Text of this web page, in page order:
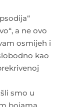
a ne ovo
osmijeh i
kao
smo u